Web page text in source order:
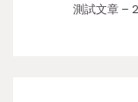
測試文章 –